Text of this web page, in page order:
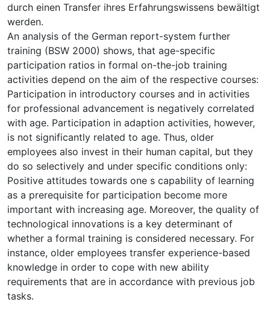
durch einen Transfer ihres Erfahrungswissens bewältigt
werden.
An analysis of the German report-system further
training (BSW 2000) shows, that age-specific
participation ratios in formal on-the-job training
activities depend on the aim of the respective courses:
Participation in introductory courses and in activities
for professional advancement is negatively correlated
with age. Participation in adaption activities, however,
is not significantly related to age. Thus, older
employees also invest in their human capital, but they
do so selectively and under specific conditions only:
Positive attitudes towards one s capability of learning
as a prerequisite for participation become more
important with increasing age. Moreover, the quality of
technological innovations is a key determinant of
whether a formal training is considered necessary. For
instance, older employees transfer experience-based
knowledge in order to cope with new ability
requirements that are in accordance with previous job
tasks.